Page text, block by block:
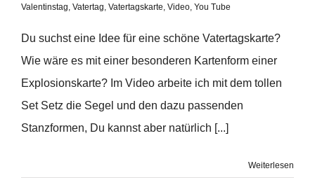
Valentinstag, Vatertag, Vatertagskarte, Video, You Tube
Du suchst eine Idee für eine schöne Vatertagskarte?
Wie wäre es mit einer besonderen Kartenform einer
Explosionskarte? Im Video arbeite ich mit dem tollen
Set Setz die Segel und den dazu passenden
Stanzformen, Du kannst aber natürlich [...]
Weiterlesen